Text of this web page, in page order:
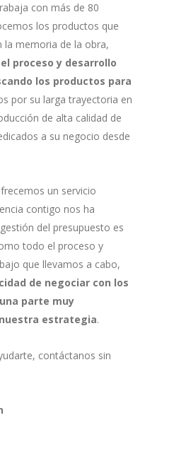
con más de 80
los productos que
la memoria de la obra,
proceso y desarrollo
los productos para
por su larga trayectoria en
de alta calidad de
a su negocio desde
un servicio
contigo nos ha
del presupuesto es
todo el proceso y
que llevamos a cabo,
de negociar con los
parte muy
estrategia.
contáctanos sin